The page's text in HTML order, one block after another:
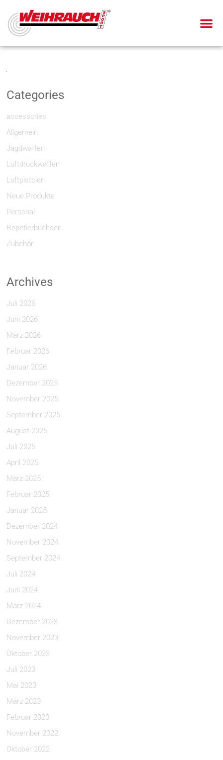
Categories
accessories
Allgemein
Jagdwaffen
Luftdruckwaffen
Luftpistolen
Neue Produkte
Personal
Repetierbüchsen
Zubehör
Archives
Juli 2026
Juni 2026
März 2026
Februar 2026
Januar 2026
Dezember 2025
November 2025
September 2025
August 2025
Juli 2025
April 2025
März 2025
Februar 2025
Januar 2025
Dezember 2024
November 2024
September 2024
Juli 2024
Juni 2024
März 2024
Dezember 2023
November 2023
Oktober 2023
Juli 2023
Mai 2023
März 2023
Februar 2023
November 2022
Oktober 2022